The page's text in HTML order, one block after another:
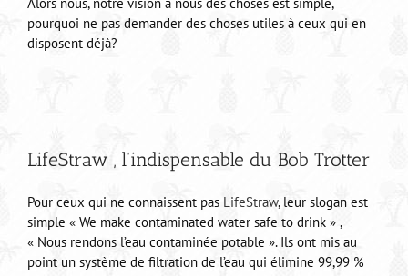
Alors nous, notre vision à nous des choses est simple,
pourquoi ne pas demander des choses utiles à ceux qui en
disposent déjà?
LifeStraw , l’indispensable du Bob Trotter
Pour ceux qui ne connaissent pas LifeStraw, leur slogan est
simple « We make contaminated water safe to drink » ,
« Nous rendons l’eau contaminée potable ». Ils ont mis au
point un système de filtration de l’eau qui élimine 99,99 %